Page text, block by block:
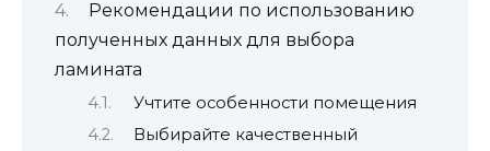
Рекомендации по использованию
полученных данных для выбора
ламината
Учтите особенности помещения
Выбирайте качественный